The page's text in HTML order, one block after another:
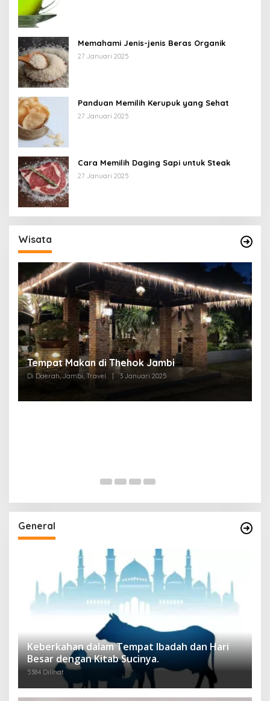
Memahami Jenis-jenis Beras Organik
27 Januari 2025
Panduan Memilih Kerupuk yang Sehat
27 Januari 2025
Cara Memilih Daging Sapi untuk Steak
27 Januari 2025
Wisata
Tempat Makan di Thehok Jambi
Di Daerah, Jambi, Travel 3 Januari 2025
General
Keberkahan dalam Tempat Ibadah dan Hari
Besar dengan Kitab Sucinya.
5384 Dilihat